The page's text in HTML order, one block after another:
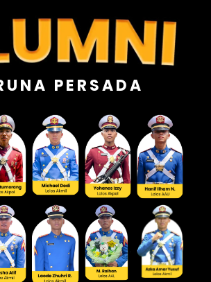
PERSADA